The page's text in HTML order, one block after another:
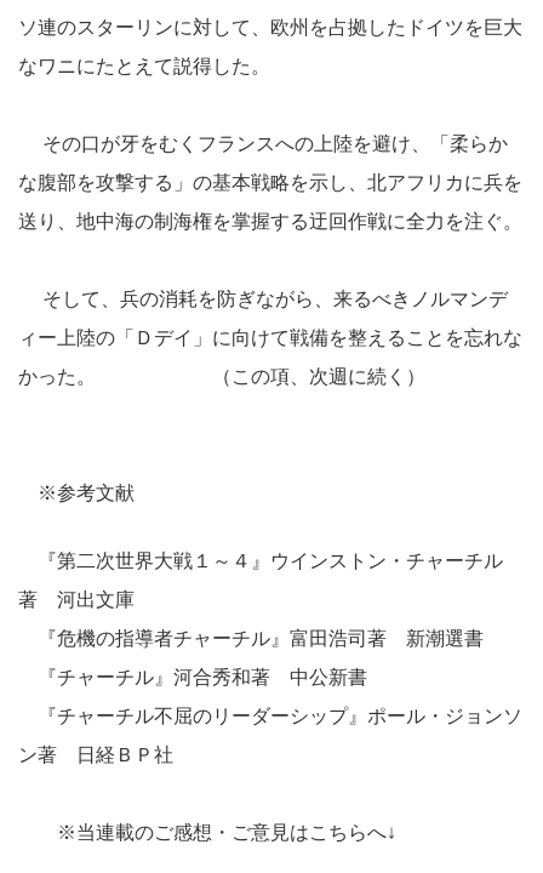
ソ連のスターリンに対して、欧州を占拠したドイツを巨大
なワニにたとえて説得した。
その口が牙をむくフランスへの上陸を避け、「柔らか
な腹部を攻撃する」の基本戦略を示し、北アフリカに兵を
送り、地中海の制海権を掌握する迂回作戦に全力を注ぐ。
そして、兵の消耗を防ぎながら、来るべきノルマンデ
ィー上陸の「Ｄデイ」に向けて戦備を整えることを忘れな
かった。 （この項、次週に続く）
※参考文献
『第二次世界大戦１～４』ウインストン・チャーチル
著 河出文庫
『危機の指導者チャーチル』富田浩司著 新潮選書
『チャーチル』河合秀和著 中公新書
『チャーチル不屈のリーダーシップ』ポール・ジョンソ
ン著 日経ＢＰ社
※当連載のご感想・ご意見はこちらへ↓